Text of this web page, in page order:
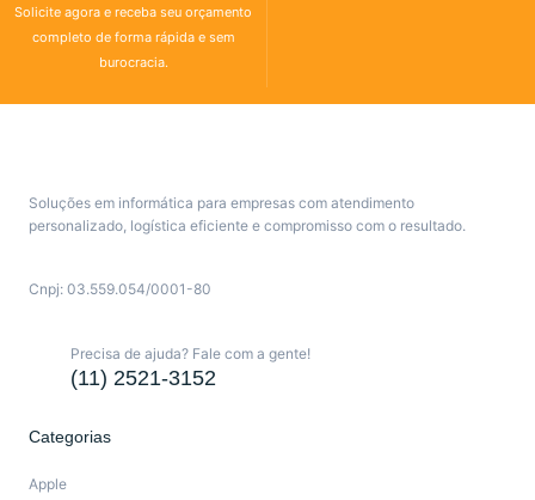
Solicite agora e receba seu orçamento
completo de forma rápida e sem
burocracia.
Soluções em informática para empresas com atendimento
personalizado, logística eficiente e compromisso com o resultado.
Cnpj: 03.559.054/0001-80
Precisa de ajuda? Fale com a gente!
(11) 2521-3152
Categorias
Apple